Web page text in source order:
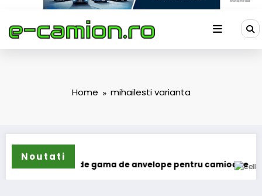
Home mihailesti varianta
Noutati
își extinde gama de anvelope pentru camioane Lars